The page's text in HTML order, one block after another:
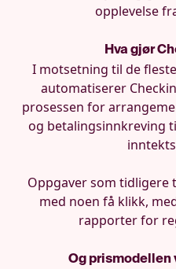
opplevelse
Hva gjør
I motsetning til de
automatiserer
prosessen for
og betalingsinnkreving
Oppgaver som tidligere
med noen få klikk,
rapporter for
Og prismodellen